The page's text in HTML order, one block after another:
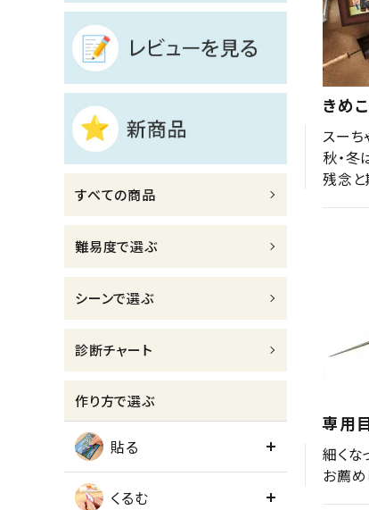
レビューを見る
コーポレートサイト
実店舗案内
デイサービス／
お問い合わせ
ACCOUNT MENU
ログイン person
すべての商品
難易度で選ぶ
シーンで選ぶ
診断チャート
作り方で選ぶ
貼る
くるむ
きめ
スーち
秋・冬
残念
専用
細くな
お薦